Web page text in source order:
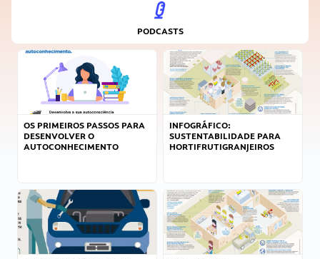
PODCASTS
OS PRIMEIROS PASSOS PARA
DESENVOLVER O
AUTOCONHECIMENTO
INFOGRÁFICO:
SUSTENTABILIDADE PARA
HORTIFRUTIGRANJEIROS